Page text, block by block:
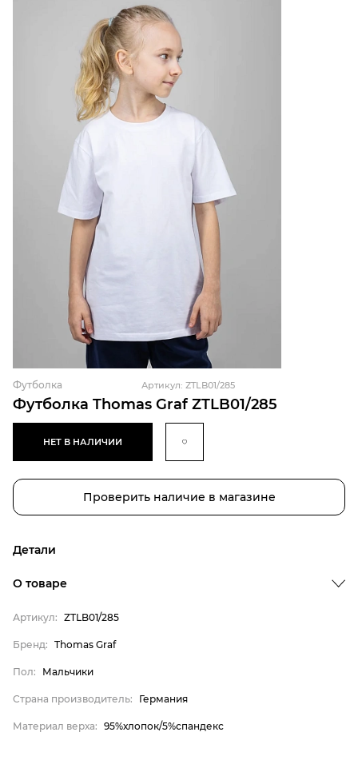
Футболка Thomas Graf ZTLB01/285
Футболка Артикул: ZTLB01/285
НЕТ В НАЛИЧИИ
Проверить наличие в магазине
Детали
Бренд
Пол
О товаре
Артикул: ZTLB01/285
Бренд: Thomas Graf
Пол: Мальчики
Страна производитель: Германия
Материал верха: 95%хлопок/5%спандекс